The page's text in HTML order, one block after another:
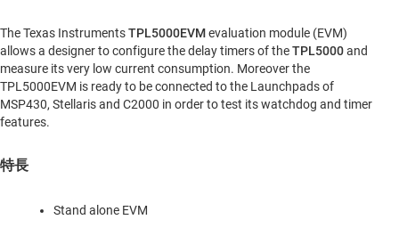
The Texas InstrumentsTPL5000EVMevaluation module (EVM)
allows a designer to configure the delay timers of theTPL5000and
measure its very low current consumption. Moreover the
TPL5000EVM is ready to be connected to the Launchpads of
MSP430, Stellaris and C2000 in order to test its watchdog and timer
features.
特長
Stand alone EVM